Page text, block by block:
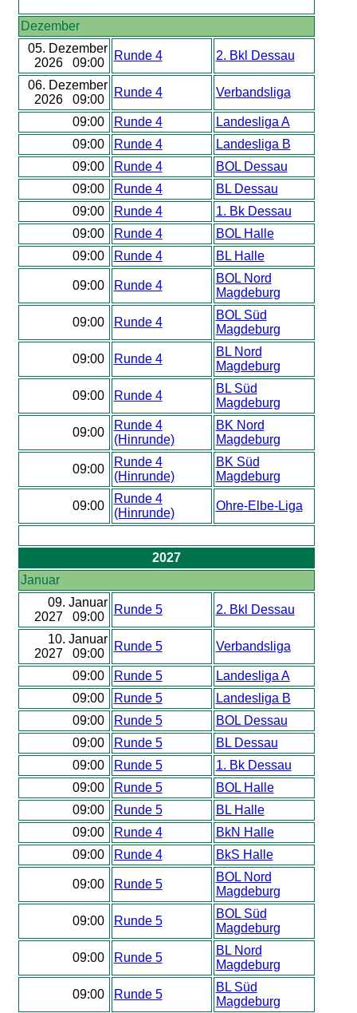
Dezember
05. Dezember
2026 09:00
Runde 4 2. Bkl Dessau
06. Dezember
2026 09:00
Runde 4 Verbandsliga
09:00 Runde 4
Landesliga A
09:00
Runde 4
Landesliga B
09:00
Runde 4
BOL Dessau
09:00
Runde 4
BL Dessau
09:00
Runde 4
1. Bk Dessau
09:00
Runde 4
BOL Halle
09:00
Runde 4 BL Halle
09:00 Runde 4
BOL Nord
Magdeburg
09:00 Runde 4
BOL Süd
Magdeburg
09:00 Runde 4
BL Nord
Magdeburg
09:00 Runde 4
BL Süd
Magdeburg
09:00
Runde 4
(Hinrunde)
BK Nord
Magdeburg
09:00
Runde 4
(Hinrunde)
BK Süd
Magdeburg
09:00
Runde 4
(Hinrunde)
Ohre-Elbe-Liga
2027
Januar
09. Januar
2027 09:00
Runde 5 2. Bkl Dessau
10. Januar
2027 09:00
Runde 5 Verbandsliga
09:00 Runde 5
Landesliga A
09:00
Runde 5
Landesliga B
09:00
Runde 5
BOL Dessau
09:00
Runde 5
BL Dessau
09:00
Runde 5
1. Bk Dessau
09:00
Runde 5
BOL Halle
09:00
Runde 5
BL Halle
09:00
Runde 4
BkN Halle
09:00
Runde 4 BkS Halle
09:00 Runde 5
BOL Nord
Magdeburg
09:00 Runde 5
BOL Süd
Magdeburg
09:00 Runde 5
BL Nord
Magdeburg
09:00 Runde 5
BL Süd
Magdeburg